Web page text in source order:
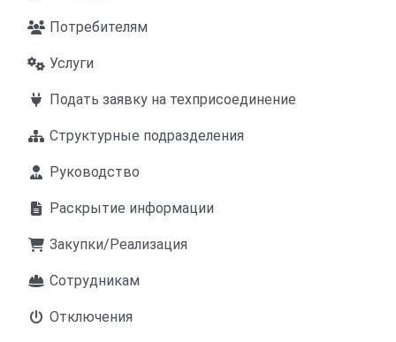
Потребителям
Услуги
Подать заявку на техприсоединение
Структурные подразделения
Руководство
Раскрытие информации
Закупки/Реализация
Сотрудникам
Отключения